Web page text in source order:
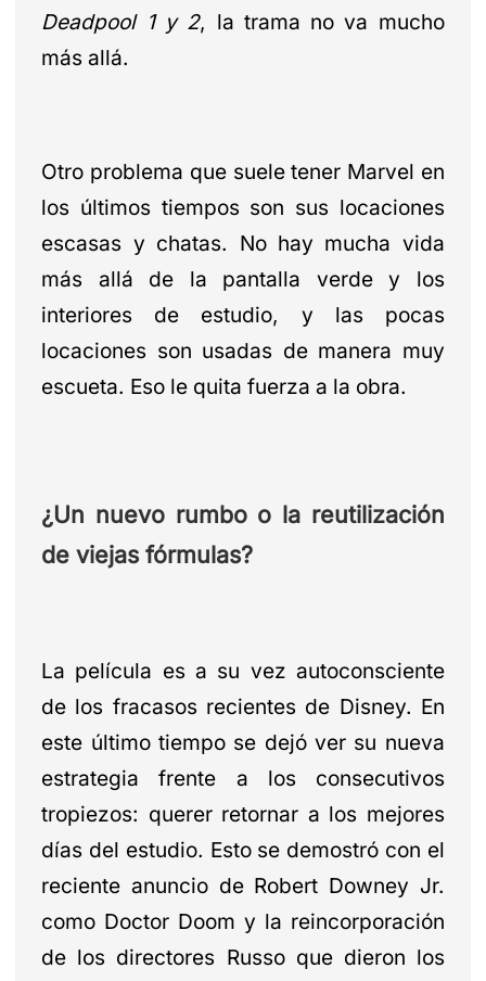
Deadpool 1 y 2, la trama no va mucho
más allá.
Otro problema que suele tener Marvel en
los últimos tiempos son sus locaciones
escasas y chatas. No hay mucha vida
más allá de la pantalla verde y los
interiores de estudio, y las pocas
locaciones son usadas de manera muy
escueta. Eso le quita fuerza a la obra.
¿Un nuevo rumbo o la reutilización
de viejas fórmulas?
La película es a su vez autoconsciente
de los fracasos recientes de Disney. En
este último tiempo se dejó ver su nueva
estrategia frente a los consecutivos
tropiezos: querer retornar a los mejores
días del estudio. Esto se demostró con el
reciente anuncio de Robert Downey Jr.
como Doctor Doom y la reincorporación
de los directores Russo que dieron los